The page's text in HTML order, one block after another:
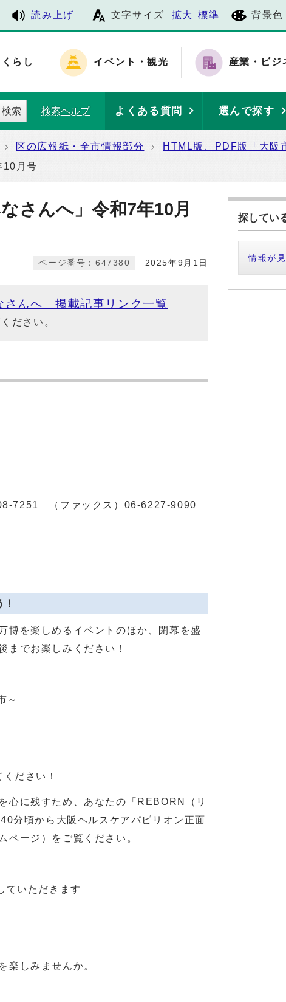
読み上げ 文字サイズ 拡大 標準 背景色
くらし イベント・観光 産業・ビジ
検索 検索ヘルプ よくある質問 選んで探す
区の広報紙・全市情報部分
HTML版、PDF版「大阪
10月号
さんへ」令和7年10月
2025年9月1日
ページ番号：647380
んへ」掲載記事リンク一覧
ださい。
7251 （ファックス） 06-6227-9090
博を楽しめるイベントのほか、閉幕を盛
までお楽しみください！
～
ださい！
心に残すため、あなたの「 REBORN
（リ
40分頃から大阪ヘルスケアパビリオン正面
ページ）をご覧ください。
ていただきます
楽しみませんか。
探してい
情報が